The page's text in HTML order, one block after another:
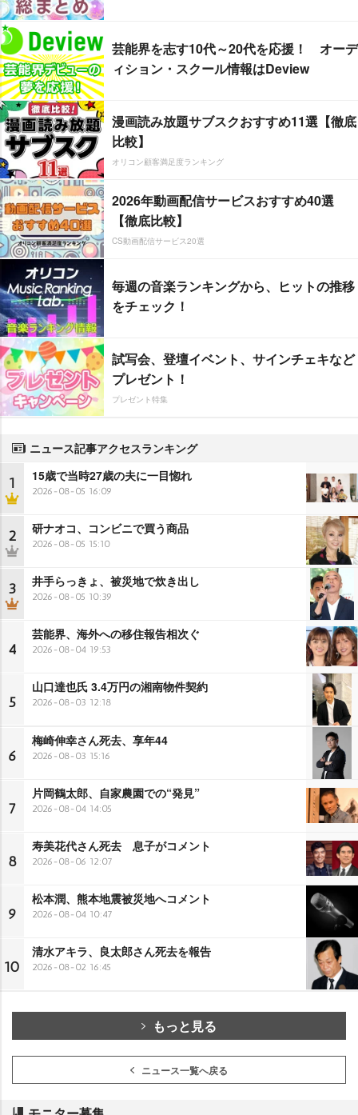
芸能界を志す10代～20代を応援！ オーデ
ィション・スクール情報はDeview
漫画読み放題サブスクおすすめ11選【徹底
比較】
オリコン顧客満足度ランキング
2026年動画配信サービスおすすめ40選
【徹底比較】
CS動画配信サービス20選
毎週の音楽ランキングから、ヒットの推移
をチェック！
試写会、登壇イベント、サインチェキなど
プレゼント！
プレゼント特集
ニュース記事アクセスランキング
1 15歳で当時27歳の夫に一目惚れ
2026-08-05 16:09
2 研ナオコ、コンビニで買う商品
2026-08-05 15:10
3 井手らっきょ、被災地で炊き出し
2026-08-05 10:39
4
芸能界、海外への移住報告相次ぐ
2026-08-04 19:53
5
山口達也氏 3.4万円の湘南物件契約
2026-08-03 12:18
6
梅崎伸幸さん死去、享年44
2026-08-03 15:16
7
片岡鶴太郎、自家農園での“発見”
2026-08-04 14:05
8
寿美花代さん死去 息子がコメント
2026-08-06 12:07
9
松本潤、熊本地震被災地へコメント
2026-08-04 10:47
10
清水アキラ、良太郎さん死去を報告
2026-08-02 16:45
もっと見る
ニュース一覧へ戻る